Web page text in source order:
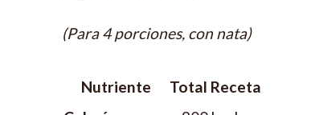
(Para 4 porciones, con nata)
Nutriente
Total Receta